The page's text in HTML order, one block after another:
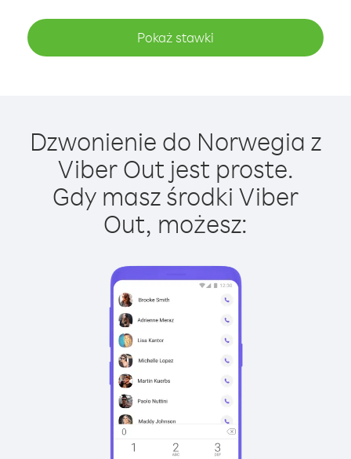
Pokaż stawki
Dzwonienie do Norwegia z
Viber Out jest proste.
Gdy masz środki Viber
Out, możesz: